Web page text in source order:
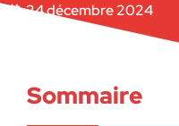
24 décembre 2024
Sommaire